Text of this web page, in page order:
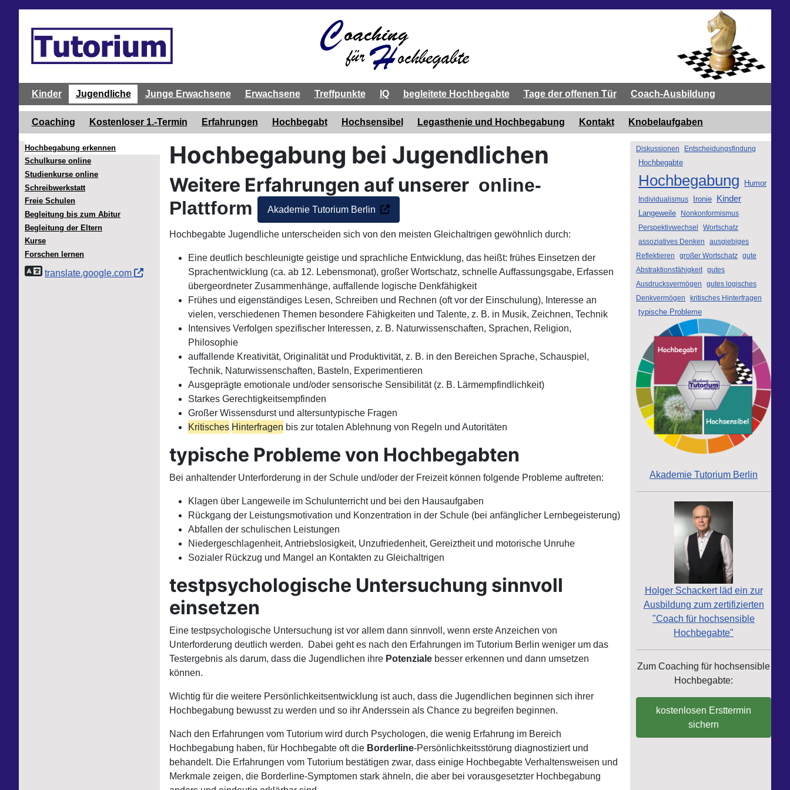
Kinder Jugendliche Junge Erwachsene Erwachsene Treffpunkte IQ begleitete Hochbegabte Tage der offenen Tür Coach-Ausbildung
Coaching Kostenloser 1.-Termin Erfahrungen Hochbegabt Hochsensibel Legasthenie und Hochbegabung Kontakt Knobelaufgaben
Hochbegabung bei Jugendlichen
Weitere Erfahrungen auf unserer online-
Plattform
Akademie Tutorium Berlin
Hochbegabte Jugendliche unterscheiden sich von den meisten Gleichaltrigen gewöhnlich durch:
Eine deutlich beschleunigte geistige und sprachliche Entwicklung, das heißt: frühes Einsetzen der
Sprachentwicklung (ca. ab 12. Lebensmonat), großer Wortschatz, schnelle Auffassungsgabe, Erfassen
übergeordneter Zusammenhänge, auffallende logische Denkfähigkeit
Frühes und eigenständiges Lesen, Schreiben und Rechnen (oft vor der Einschulung), Interesse an
vielen, verschiedenen Themen besondere Fähigkeiten und Talente, z. B. in Musik, Zeichnen, Technik
Intensives Verfolgen spezifischer Interessen, z. B. Naturwissenschaften, Sprachen, Religion,
Philosophie
auffallende Kreativität, Originalität und Produktivität, z. B. in den Bereichen Sprache, Schauspiel,
Technik, Naturwissenschaften, Basteln, Experimentieren
Ausgeprägte emotionale und/oder sensorische Sensibilität (z. B. Lärmempfindlichkeit)
Starkes Gerechtigkeitsempfinden
Großer Wissensdurst und altersuntypische Fragen
Kritisches Hinterfragen bis zur totalen Ablehnung von Regeln und Autoritäten
typische Probleme von Hochbegabten
Bei anhaltender Unterforderung in der Schule und/oder der Freizeit können folgende Probleme auftreten:
Klagen über Langeweile im Schulunterricht und bei den Hausaufgaben
Rückgang der Leistungsmotivation und Konzentration in der Schule (bei anfänglicher Lernbegeisterung)
Abfallen der schulischen Leistungen
Niedergeschlagenheit, Antriebslosigkeit, Unzufriedenheit, Gereiztheit und motorische Unruhe
Sozialer Rückzug und Mangel an Kontakten zu Gleichaltrigen
testpsychologische Untersuchung sinnvoll
einsetzen
Eine testpsychologische Untersuchung ist vor allem dann sinnvoll, wenn erste Anzeichen von
Unterforderung deutlich werden. Dabei geht es nach den Erfahrungen im Tutorium Berlin weniger um das
Testergebnis als darum, dass die Jugendlichen ihre Potenziale besser erkennen und dann umsetzen
können.
Wichtig für die weitere Persönlichkeitsentwicklung ist auch, dass die Jugendlichen beginnen sich ihrer
Hochbegabung bewusst zu werden und so ihr Anderssein als Chance zu begreifen beginnen.
Nach den Erfahrungen vom Tutorium wird durch Psychologen, die wenig Erfahrung im Bereich
Hochbegabung haben, für Hochbegabte oft die Borderline-Persönlichkeitsstörung diagnostiziert und
behandelt. Die Erfahrungen vom Tutorium bestätigen zwar, dass einige Hochbegabte Verhaltensweisen und
Merkmale zeigen, die Borderline-Symptomen stark ähneln, die aber bei vorausgesetzter Hochbegabung
Hochbegabung erkennen
Schulkurse online
Studienkurse online
Schreibwerkstatt
Freie Schulen
Begleitung bis zum Abitur
Begleitung der Eltern
Kurse
Forschen lernen
translate.google.com
Diskussionen Entscheidungsfindung
Hochbegabte
Hochbegabung Humor
Individualismus Ironie Kinder
Langeweile
Nonkonformismus
Perspektivwechsel
Wortschatz
assoziatives Denken
ausgiebiges
Reflektieren
großer Wortschatz gute
Abstraktionsfähigkeit gutes
Ausdrucksvermögen
gutes logisches
Denkvermögen
kritisches Hinterfragen
typische Probleme
Akademie Tutorium Berlin
Holger Schackert läd ein zur
Ausbildung zum zertifizierten
"Coach für hochsensible
Hochbegabte"
Zum Coaching für hochsensible
Hochbegabte:
kostenlosen Ersttermin
sichern